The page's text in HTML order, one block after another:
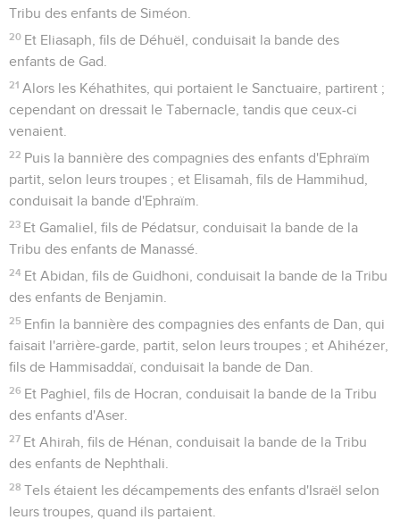
Tribu des enfants de Siméon.
20 Et Eliasaph, fils de Déhuël, conduisait la bande des
enfants de Gad.
21 Alors les Kéhathites, qui portaient le Sanctuaire, partirent ;
cependant on dressait le Tabernacle, tandis que ceux-ci
venaient.
22 Puis la bannière des compagnies des enfants d'Ephraïm
partit, selon leurs troupes ; et Elisamah, fils de Hammihud,
conduisait la bande d'Ephraïm.
23 Et Gamaliel, fils de Pédatsur, conduisait la bande de la
Tribu des enfants de Manassé.
24 Et Abidan, fils de Guidhoni, conduisait la bande de la Tribu
des enfants de Benjamin.
25 Enfin la bannière des compagnies des enfants de Dan, qui
faisait l'arrière-garde, partit, selon leurs troupes ; et Ahihézer,
fils de Hammisaddaï, conduisait la bande de Dan.
26 Et Paghiel, fils de Hocran, conduisait la bande de la Tribu
des enfants d'Aser.
27 Et Ahirah, fils de Hénan, conduisait la bande de la Tribu
des enfants de Nephthali.
28 Tels étaient les décampements des enfants d'Israël selon
leurs troupes, quand ils partaient.